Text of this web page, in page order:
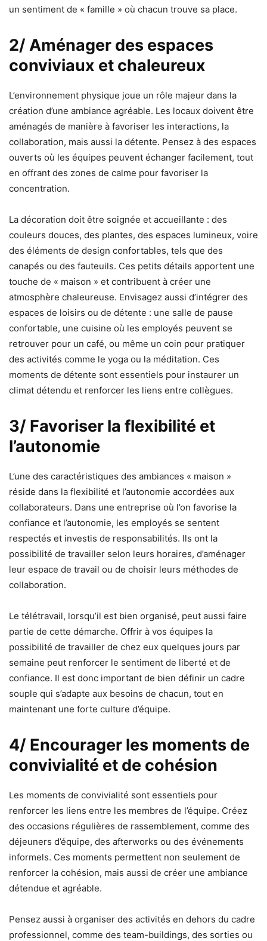
un sentiment de « famille » où chacun trouve sa place.
2/ Aménager des espaces
conviviaux et chaleureux
L’environnement physique joue un rôle majeur dans la
création d’une ambiance agréable. Les locaux doivent être
aménagés de manière à favoriser les interactions, la
collaboration, mais aussi la détente. Pensez à des espaces
ouverts où les équipes peuvent échanger facilement, tout
en offrant des zones de calme pour favoriser la
concentration.
La décoration doit être soignée et accueillante : des
couleurs douces, des plantes, des espaces lumineux, voire
des éléments de design confortables, tels que des
canapés ou des fauteuils. Ces petits détails apportent une
touche de « maison » et contribuent à créer une
atmosphère chaleureuse. Envisagez aussi d’intégrer des
espaces de loisirs ou de détente : une salle de pause
confortable, une cuisine où les employés peuvent se
retrouver pour un café, ou même un coin pour pratiquer
des activités comme le yoga ou la méditation. Ces
moments de détente sont essentiels pour instaurer un
climat détendu et renforcer les liens entre collègues.
3/ Favoriser la flexibilité et
l’autonomie
L’une des caractéristiques des ambiances « maison »
réside dans la flexibilité et l’autonomie accordées aux
collaborateurs. Dans une entreprise où l’on favorise la
confiance et l’autonomie, les employés se sentent
respectés et investis de responsabilités. Ils ont la
possibilité de travailler selon leurs horaires, d’aménager
leur espace de travail ou de choisir leurs méthodes de
collaboration.
Le télétravail, lorsqu’il est bien organisé, peut aussi faire
partie de cette démarche. Offrir à vos équipes la
possibilité de travailler de chez eux quelques jours par
semaine peut renforcer le sentiment de liberté et de
confiance. Il est donc important de bien définir un cadre
souple qui s’adapte aux besoins de chacun, tout en
maintenant une forte culture d’équipe.
4/ Encourager les moments de
convivialité et de cohésion
Les moments de convivialité sont essentiels pour
renforcer les liens entre les membres de l’équipe. Créez
des occasions régulières de rassemblement, comme des
déjeuners d’équipe, des afterworks ou des événements
informels. Ces moments permettent non seulement de
renforcer la cohésion, mais aussi de créer une ambiance
détendue et agréable.
Pensez aussi à organiser des activités en dehors du cadre
professionnel, comme des team-buildings, des sorties ou